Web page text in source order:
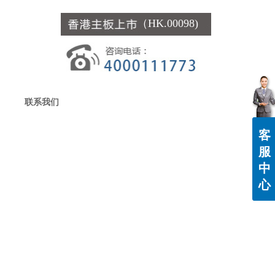
（HK.00098)
联系我们
客
服
中
心